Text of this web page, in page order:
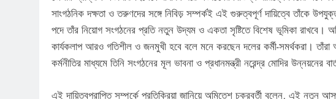
সাংগঠনিক দক্ষতা ও তরুণদের সঙ্গে নিবিড় সম্পর্কই এই গুরুত্বপূর্ণ দায়িত্বে তাঁকে
পদে তাঁর নিয়োগ সংগঠনের প্রতি নতুন উদ্যম ও একতা সৃষ্টিতে বিশেষ ভূমিকা রাখবে।
কার্যকলাপ আরও গতিশীল ও জনমুখী হবে বলে মনে করছেন দলের কর্মী-সমর্থকরা। তাঁরা
কর্মনীতির মাধ্যমে তিনি সংগঠনের মূল ভাবনা ও প্রধানমন্ত্রী নরেন্দ্র মোদির উন্নয়নের
এই দায়িত্বপ্রাপ্তি সম্পর্কে প্রতিক্রিয়া জানিয়ে অমিতেশ চক্রবর্তী বলেন, এই